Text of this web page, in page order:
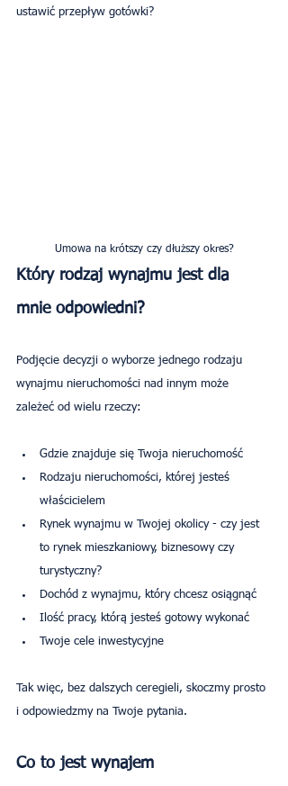
ustawić przepływ gotówki?
Umowa na krótszy czy dłuższy okres?
Który rodzaj wynajmu jest dla
mnie odpowiedni?
Podjęcie decyzji o wyborze jednego rodzaju
wynajmu nieruchomości nad innym może
zależeć od wielu rzeczy:
Gdzie znajduje się Twoja nieruchomość
Rodzaju nieruchomości, której jesteś
właścicielem
Rynek wynajmu w Twojej okolicy - czy jest
to rynek mieszkaniowy, biznesowy czy
turystyczny?
Dochód z wynajmu, który chcesz osiągnąć
Ilość pracy, którą jesteś gotowy wykonać
Twoje cele inwestycyjne
Tak więc, bez dalszych ceregieli, skoczmy prosto
i odpowiedzmy na Twoje pytania.
Co to jest wynajem